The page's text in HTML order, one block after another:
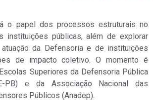
o papel dos processos estruturais no
instituições públicas, além de explorar
da Defensoria e de instituições
de impacto coletivo. O momento é
Superiores da Defensoria Pública
PB) e da Associação Nacional das
Públicos (Anadep).